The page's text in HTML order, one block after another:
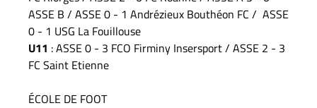
ASSE B / ASSE 0 - 1 Andrézieux Bouthéon FC / ASSE
0 - 1 USG La Fouillouse
U11 : ASSE 0 - 3 FCO Firminy Insersport / ASSE 2 - 3
FC Saint Etienne
ÉCOLE DE FOOT